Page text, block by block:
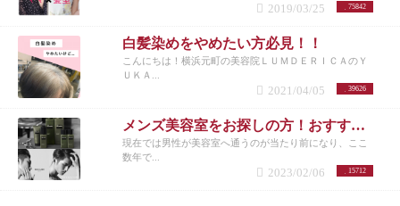
75842
2019/03/25
白髪染めをやめたい方必見！！
こんにちは！横浜元町の美容院ＬＵＭＤＥＲＩＣＡのＹ
ＵＫＡ...
39626
2021/04/05
メンズ美容室をお探しの方！おすすめメニューまとめ
現在では男性が美容室へ通うのが当たり前になり、ここ
数年で...
15712
2023/02/06